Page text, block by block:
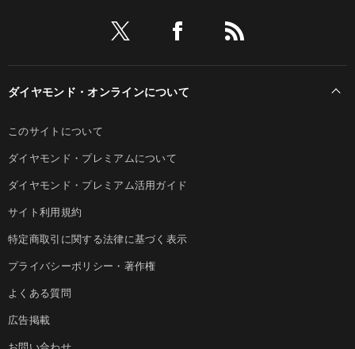
ダイヤモンド・オンラインについて
このサイトについて
ダイヤモンド・プレミアムについて
ダイヤモンド・プレミアム活用ガイド
サイト利用規約
特定商取引に関する法律に基づく表示
プライバシーポリシー・著作権
よくある質問
広告掲載